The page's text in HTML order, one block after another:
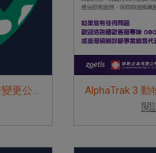
寵愛犬用、貓用滴劑包裝變更公告
閱